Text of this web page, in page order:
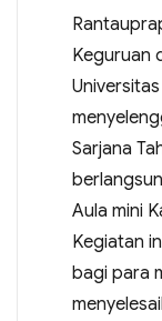
Keguruan
Sarjana
Aula mini
Kegiatan
bagi para